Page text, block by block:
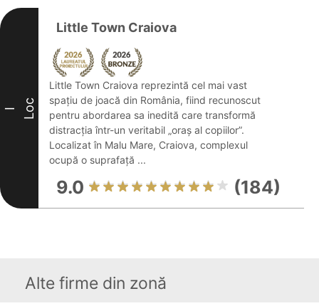
I Loc
Little Town Craiova
Little Town Craiova reprezintă cel mai vast
spațiu de joacă din România, fiind recunoscut
pentru abordarea sa inedită care transformă
distracția într-un veritabil „oraș al copiilor”.
Localizat în Malu Mare, Craiova, complexul
ocupă o suprafață ...
9.0 (184)
Alte firme din zonă